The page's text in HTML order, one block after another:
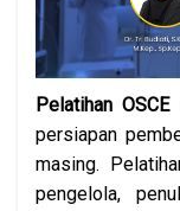
Pelatihan OSCE
persiapan
masing.
pengelola,